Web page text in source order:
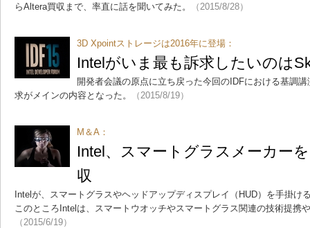
らAltera買収まで、率直に話を聞いてみた。
（2015/8/28）
3D Xpointストレージは2016年に登場：
Intelがいま最も訴求したいのは
開発者会議の原点に立ち戻った今回のIDFにおける基調
求がメインの内容となった。
（2015/8/19）
M＆A：
Intel、スマートグラスメーカー
収
Intelが、スマートグラスやヘッドアップディスプレイ（HUD）を手掛け
このところIntelは、スマートウオッチやスマートグラス関連の技術提携
（2015/6/19）